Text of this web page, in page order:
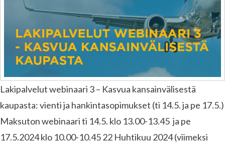
Lakipalvelut webinaari 3 – Kasvua kansainvälisestä
kaupasta: vienti ja hankintasopimukset (ti 14.5. ja pe 17.5.)
Maksuton webinaari ti 14.5. klo 13.00-13.45 ja pe
17.5.2024 klo 10.00-10.45 22 Huhtikuu 2024 (viimeksi